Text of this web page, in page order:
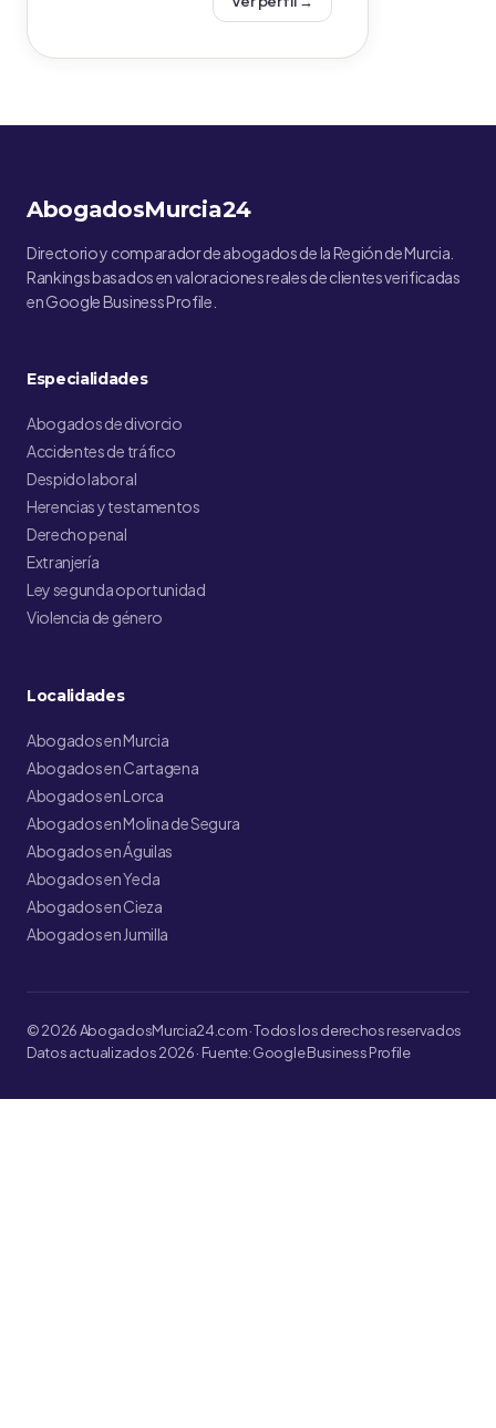
AbogadosMurcia24
Directorio y comparador de abogados de la Región de Murcia.
Rankings basados en valoraciones reales de clientes verificadas
en Google Business Profile.
Especialidades
Abogados de divorcio
Accidentes de tráfico
Despido laboral
Herencias y testamentos
Derecho penal
Extranjería
Ley segunda oportunidad
Violencia de género
Localidades
Abogados en Murcia
Abogados en Cartagena
Abogados en Lorca
Abogados en Molina de Segura
Abogados en Águilas
Abogados en Yecla
Abogados en Cieza
Abogados en Jumilla
© 2026 AbogadosMurcia24.com · Todos los derechos reservados
Datos actualizados 2026 · Fuente: Google Business Profile